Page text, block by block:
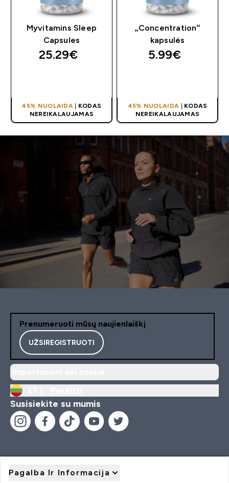
Myvitamins Sleep
Capsules
25.29€‎
45% NUOLAIDA
KODAS
NEREIKALAUJAMAS
„Concentration“
kapsulės
5.99€‎
45% NUOLAIDA
KODAS
NEREIKALAUJAMAS
Prenumeruoti mūsų naujienlaiškį
UŽSIREGISTRUOTI
Susisiekite su mumis
Pagalba Ir Informacija